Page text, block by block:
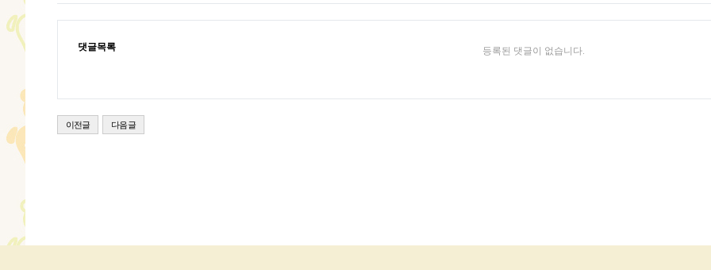
댓글목록 등록된 댓글이 없습니다.
이전글 다음글